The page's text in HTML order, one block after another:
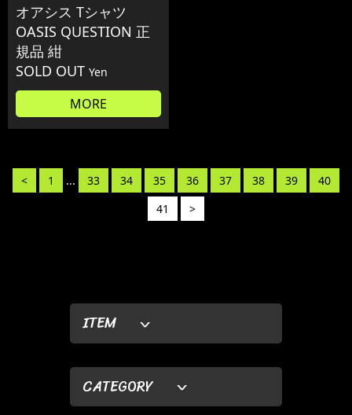
ITEM
CATEGORY
オアシス Tシャツ
OASIS QUESTION 正
規品 紺
SOLD OUT Yen
MORE
< 1 ... 33 34 35 36 37 38 39
40
41
>